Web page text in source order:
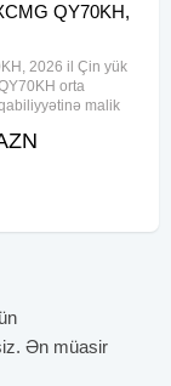
QY70KH,
2026 il Çin yük
orta
malik
aiddir. Dizaynda
Ən müasir